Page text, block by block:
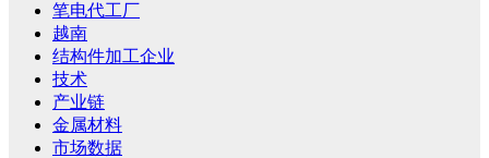
笔电代工厂
越南
结构件加工企业
技术
产业链
金属材料
市场数据